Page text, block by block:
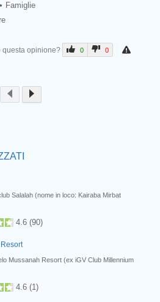
Famiglie
questa opinione? 0 0
Salalah (nome in loco: Kairaba Mirbat
4.6 (90)
Mussanah Resort (ex iGV Club Millennium
4.6 (1)